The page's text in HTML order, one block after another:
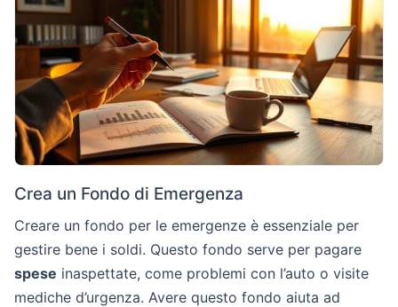
Crea un Fondo di Emergenza
Creare un fondo per le emergenze è essenziale per
gestire bene i soldi. Questo fondo serve per pagare
spese inaspettate, come problemi con l’auto o visite
mediche d’urgenza. Avere questo fondo aiuta ad